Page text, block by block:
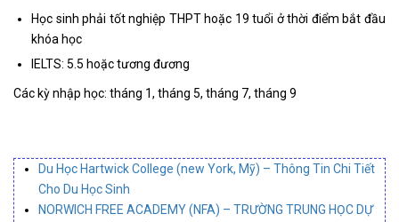
Học sinh phải tốt nghiệp THPT hoặc 19 tuổi ở thời điểm bắt đầu
khóa học
IELTS: 5.5 hoặc tương đương
Các kỳ nhập học: tháng 1, tháng 5, tháng 7, tháng 9
Du Học Hartwick College (new York, Mỹ) – Thông Tin Chi Tiết
Cho Du Học Sinh
NORWICH FREE ACADEMY (NFA) – TRƯỜNG TRUNG HỌC DỰ